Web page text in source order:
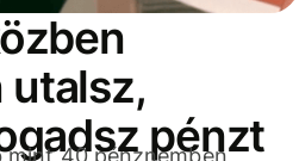
utalsz,
pénzt
mint 40 pénznemben